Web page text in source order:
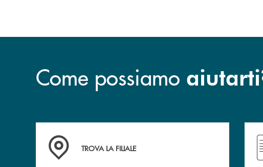
Come possiamo aiutarti
Accedi all' elenco completo&nbsp; delle&nbsp;
TROVA LA FILIALE